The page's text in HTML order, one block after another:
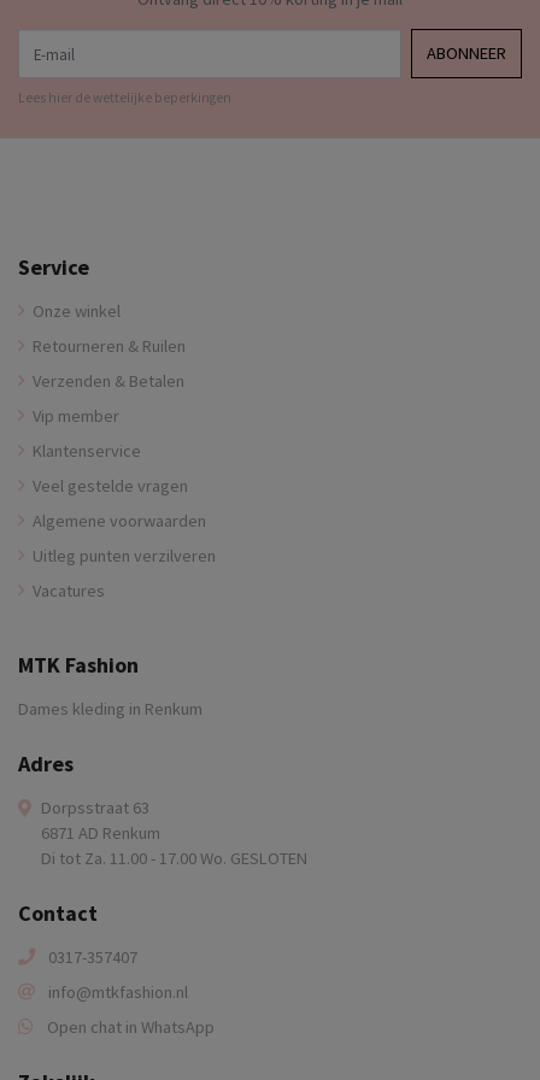
ABONNEER
Lees hier de wettelijke beperkingen
Service
Onze winkel
Retourneren & Ruilen
Verzenden & Betalen
Vip member
Klantenservice
Veel gestelde vragen
Algemene voorwaarden
Uitleg punten verzilveren
Vacatures
MTK Fashion
Dames kleding in Renkum
Adres
Dorpsstraat 63
6871 AD Renkum
Di tot Za. 11.00 - 17.00 Wo. GESLOTEN
Contact
0317-357407
info@mtkfashion.nl
Open chat in WhatsApp